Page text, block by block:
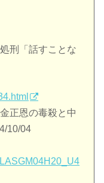
刑「話すことな
正恩の毒殺と中
10/04